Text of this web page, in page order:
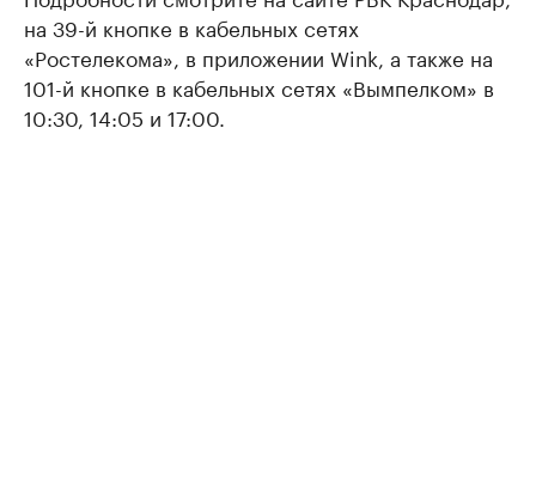
на 39-й кнопке в кабельных сетях
«Ростелекома», в приложении Wink, а также на
101-й кнопке в кабельных сетях «Вымпелком» в
10:30, 14:05 и 17:00.